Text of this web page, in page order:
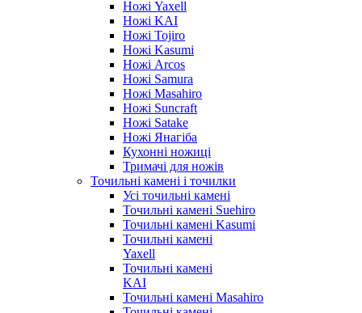
Ножі Yaxell
Ножі KAI
Ножі Tojiro
Ножі Kasumi
Ножі Arcos
Ножі Samura
Ножі Masahiro
Ножі Suncraft
Ножі Satake
Ножі Янагіба
Кухонні ножиці
Тримачі для ножів
Точильні камені і точилки
Усі точильні камені
Точильні камені Suehiro
Точильні камені Kasumi
Точильні камені
Yaxell
Точильні камені
KAI
Точильні камені Masahiro